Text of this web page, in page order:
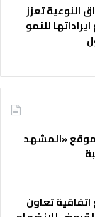
النوعية تعزز
للنمو
موقع «المشهد
اتفاقية تعاون